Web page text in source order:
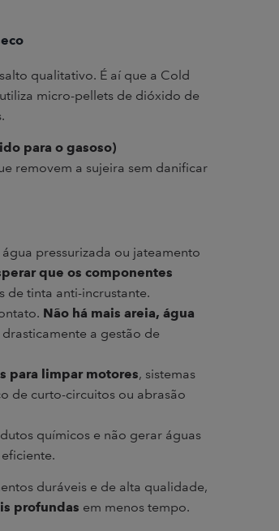
qualitativo. É aí que a Cold
micro-pellets de dióxido de
para o gasoso)
removem a sujeira sem danificar
pressurizada ou jateamento
que os componentes
de tinta anti-incrustante.
Não há mais areia, água
a gestão de
para limpar motores, sistemas
de curto-circuitos ou abrasão
químicos e não gerar águas
eficiente.
duráveis e de alta qualidade,
profundas em menos tempo.